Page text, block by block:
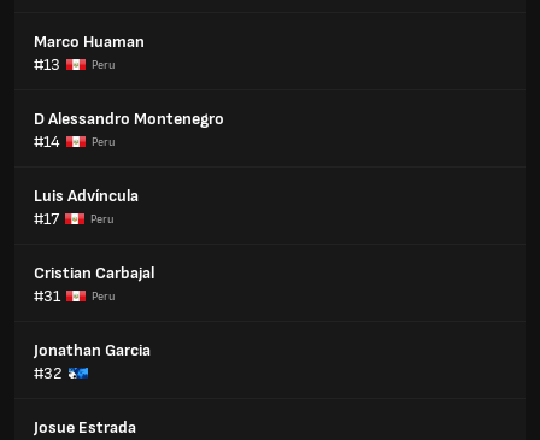
Marco Huaman
#13
Peru
D Alessandro Montenegro
#14
Peru
Luis Advíncula
#17
Peru
Cristian Carbajal
#31
Peru
Jonathan Garcia
#32
Josue Estrada